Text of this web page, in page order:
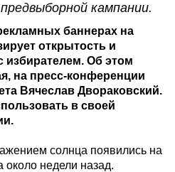
кампании.
баннерах на
открытость и
избирателем. Об этом
на пресс-конференции
Вячеслав Двораковский.
в своей
солнца появились на
около недели назад.